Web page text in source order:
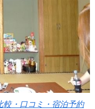
較・口コミ・宿泊予約